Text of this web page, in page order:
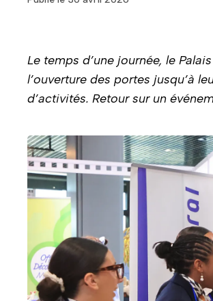
Le temps d’une journée, le
l’ouverture des portes jusqu’à
d’activités. Retour sur un